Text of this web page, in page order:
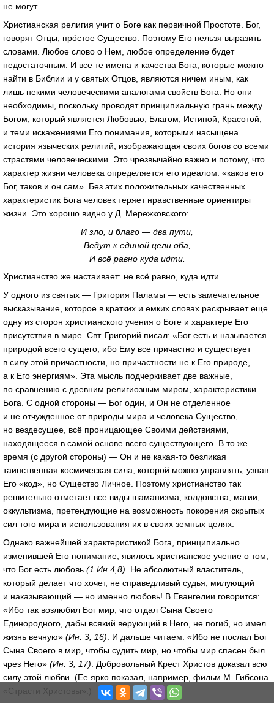
не могут.
Христианская религия учит о Боге как первичной Простоте. Бог,
говорят Отцы, прóстое Существо. Поэтому Его нельзя выразить
словами. Любое слово о Нем, любое определение будет
недостаточным. И все те имена и качества Бога, которые можно
найти в Библии и у святых Отцов, являются ничем иным, как
лишь некими человеческими аналогами свойств Бога. Но они
необходимы, поскольку проводят принципиальную грань между
Богом, который является Любовью, Благом, Истиной, Красотой,
и теми искажениями Его понимания, которыми насыщена
история языческих религий, изображающая своих богов со всеми
страстями человеческими. Это чрезвычайно важно и потому, что
характер жизни человека определяется его идеалом: «каков его
Бог, таков и он сам». Без этих положительных качественных
характеристик Бога человек теряет нравственные ориентиры
жизни. Это хорошо видно у Д. Мережковского:
И зло, и благо — два пути,
Ведут к единой цели оба,
И всё равно куда идти.
Христианство же настаивает: не всё равно, куда идти.
У одного из святых — Григория Паламы — есть замечательное
высказывание, которое в кратких и емких словах раскрывает еще
одну из сторон христианского учения о Боге и характере Его
присутствия в мире. Свт. Григорий писал: «Бог есть и называется
природой всего сущего, ибо Ему все причастно и существует
в силу этой причастности, но причастности не к Его природе,
а к Его энергиям». Эта мысль подчеркивает две важные,
по сравнению с древним религиозным миром, характеристики
Бога. С одной стороны — Бог один, и Он не отделенное
и не отчужденное от природы мира и человека Существо,
но вездесущее, всё проницающее Своими действиями,
находящееся в самой основе всего существующего. В то же
время (с другой стороны) — Он и не какая-то безликая
таинственная космическая сила, которой можно управлять, узнав
Его «код», но Существо Личное. Поэтому христианство так
решительно отметает все виды шаманизма, колдовства, магии,
оккультизма, претендующие на возможность покорения скрытых
сил того мира и использования их в своих земных целях.
Однако важнейшей характеристикой Бога, принципиально
изменившей Его понимание, явилось христианское учение о том,
что Бог есть любовь (1 Ин.4,8) . Не абсолютный властитель,
который делает что хочет, не справедливый судья, милующий
и наказывающий — но именно любовь! В Евангелии говорится:
«Ибо так возлюбил Бог мир, что отдал Сына Своего
Единородного, дабы всякий верующий в Него, не погиб, но имел
жизнь вечную» (Ин. 3; 16) . И дальше читаем: «Ибо не послал Бог
Сына Своего в мир, чтобы судить мир, но чтобы мир спасен был
чрез Него» (Ин. 3; 17) . Добровольный Крест Христов доказал всю
силу этой любви. (Ее ярко показал, например, фильм М. Гибсона
«Страсти Христовы».)